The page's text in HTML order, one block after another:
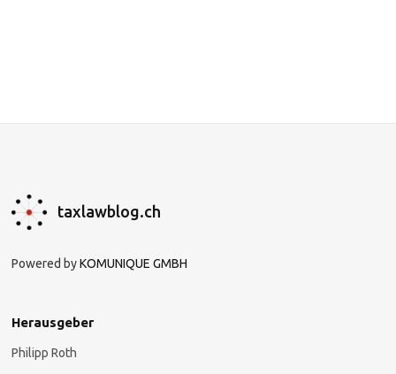
taxlawblog.ch
Powered byKOMUNIQUE GMBH
Herausgeber
Philipp Roth